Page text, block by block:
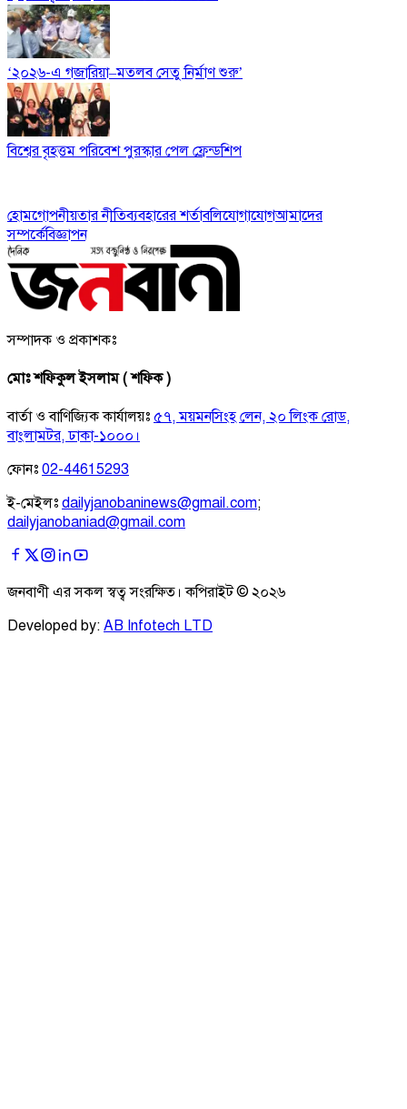
‘২০২৬-এ গজারিয়া–মতলব সেতু নির্মাণ শুরু’
বিশ্বের বৃহত্তম পরিবেশ পুরস্কার পেল ফ্রেন্ডশিপ
হোমগোপনীয়তার নীতিব্যবহারের শর্তাবলিযোগাযোগআমাদের
সম্পর্কেবিজ্ঞাপন
সম্পাদক ও প্রকাশকঃ
মোঃ শফিকুল ইসলাম ( শফিক )
বার্তা ও বাণিজ্যিক কার্যালয়ঃ ৫৭, ময়মনসিংহ লেন, ২০ লিংক রোড,
বাংলামটর, ঢাকা-১০০০।
ফোনঃ 02-44615293
ই-মেইলঃ dailyjanobaninews@gmail.com;
dailyjanobaniad@gmail.com
জনবাণী এর সকল স্বত্ব সংরক্ষিত। কপিরাইট © ২০২৬
Developed by: AB Infotech LTD